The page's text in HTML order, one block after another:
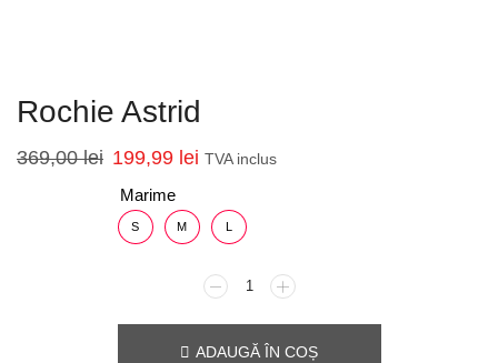
Rochie Astrid
369,00lei 199,99 lei TVA inclus
Marime
S M L
ADAUGĂ ÎN COȘ